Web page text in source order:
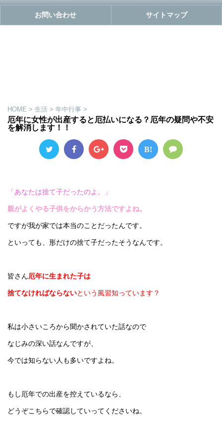
お問い合わせ サイトマップ
HOME > 生活 > 年中行事 >
厄年に女性が出産すると厄払いになる？厄年の疑問や不安
を解消します！！
B!
「あなたは捨て子だったのよ。」
親がよくやる子供をからかう方法ですよね。
ですが我が家では本当のことだったんです。
といっても、形だけの捨て子だったそうなんです。
皆さん厄年に生まれた子は
捨てなければならないという風習知っています？
私は小さいころから聞かされていた話なので
なじみの深い話なんですが、
今では知らない人も多いですよね。
もし厄年での出産を控えているなら、
どうぞこちらで確認していってくださいね。